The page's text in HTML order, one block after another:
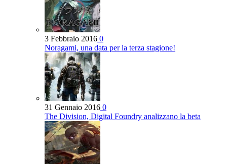
3 Febbraio 2016 0
Noragami, una data per la terza stagione!
31 Gennaio 2016 0
The Division, Digital Foundry analizzano la beta